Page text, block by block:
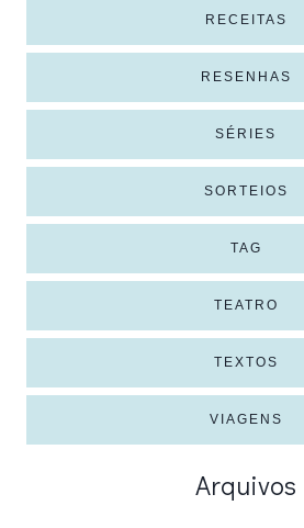
RECEITAS
RESENHAS
SÉRIES
SORTEIOS
TAG
TEATRO
TEXTOS
VIAGENS
Arquivos